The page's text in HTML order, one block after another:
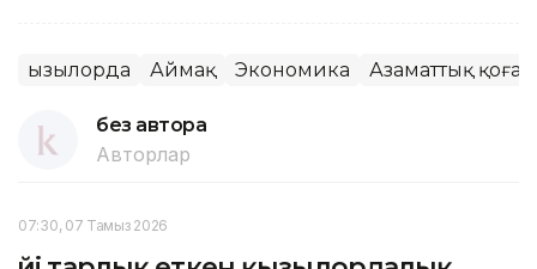
Қызылорда Аймақ Экономика Азаматтық
без автора
Авторлар
07:30, 07 Тамыз 2026